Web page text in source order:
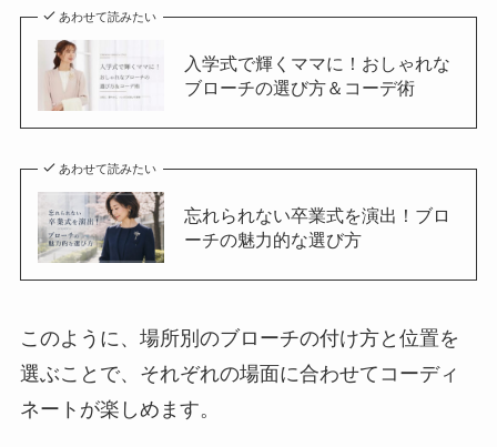
あわせて読みたい
入学式で輝くママに！おしゃれな
ブローチの選び方＆コーデ術
あわせて読みたい
忘れられない卒業式を演出！ブロ
ーチの魅力的な選び方
このように、場所別のブローチの付け方と位置を
選ぶことで、それぞれの場面に合わせてコーディ
ネートが楽しめます。